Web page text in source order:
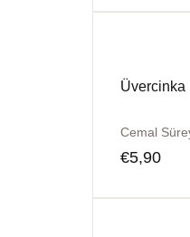
Üvercinka
Cemal
€5,90